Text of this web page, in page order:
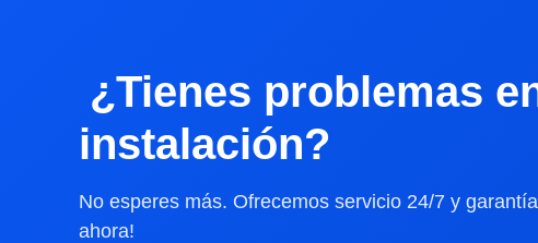
¿Tienes problemas
instalación?
No esperes más. Ofrecemos servicio 24/7 y
ahora!